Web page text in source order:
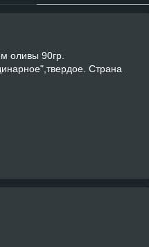
оливы 90гр.
Страна